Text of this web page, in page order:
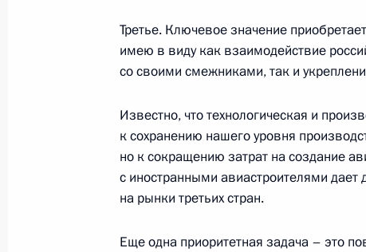
Синьорой
15 декабря 2006 года, 18:17 Москва, Кремль
Третье. Ключевое значение
имею в виду как взаимодействие
со своими смежниками, так и
Известно, что технологическая и
к сохранению нашего уровня
но к сокращению затрат на создание
с иностранными авиастроителями
на рынки третьих стран.
Еще одна приоритетная задача – это